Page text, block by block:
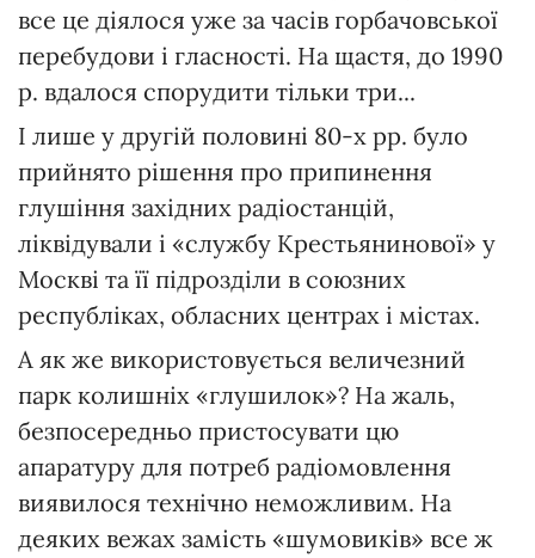
все це діялося уже за часів горбачовської
перебудови і гласності. На щастя, до 1990
р. вдалося спорудити тільки три...
І лише у другій половині 80-х рр. було
прийнято рішення про припинення
глушіння західних радіостанцій,
ліквідували і «службу Крестьянинової» у
Москві та її підрозділи в союзних
республіках, обласних центрах і містах.
А як же використовується величезний
парк колишніх «глушилок»? На жаль,
безпосередньо пристосувати цю
апаратуру для потреб радіомовлення
виявилося технічно неможливим. На
деяких вежах замість «шумовиків» все ж